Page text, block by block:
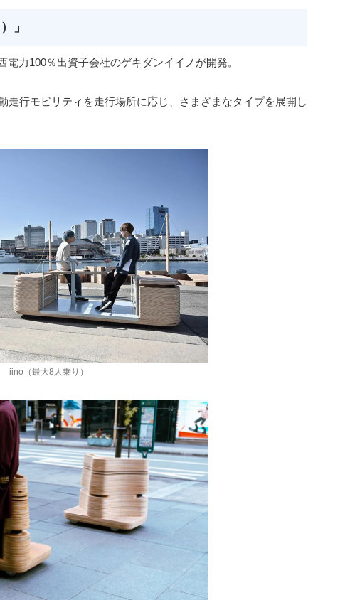
」
力100％出資子会社のゲキダンイイノが開発。
走行モビリティを走行場所に応じ、さまざまなタイプを展開し
iino（最大8人乗り）